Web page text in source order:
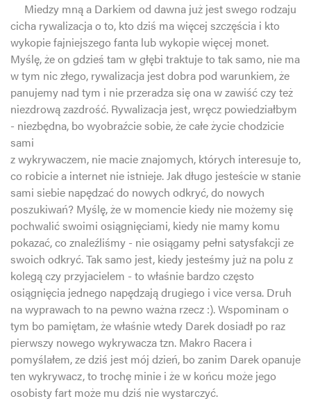
Miedzy mną a Darkiem od dawna już jest swego rodzaju
cicha rywalizacja o to, kto dziś ma więcej szczęścia i kto
wykopie fajniejszego fanta lub wykopie więcej monet.
Myślę, że on gdzieś tam w głębi traktuje to tak samo, nie ma
w tym nic złego, rywalizacja jest dobra pod warunkiem, że
panujemy nad tym i nie przeradza się ona w zawiść czy też
niezdrową zazdrość. Rywalizacja jest, wręcz powiedziałbym
- niezbędna, bo wyobraźcie sobie, że całe życie chodzicie
sami
z wykrywaczem, nie macie znajomych, których interesuje to,
co robicie a internet nie istnieje. Jak długo jesteście w stanie
sami siebie napędzać do nowych odkryć, do nowych
poszukiwań? Myślę, że w momencie kiedy nie możemy się
pochwalić swoimi osiągnięciami, kiedy nie mamy komu
pokazać, co znaleźliśmy - nie osiągamy pełni satysfakcji ze
swoich odkryć. Tak samo jest, kiedy jesteśmy już na polu z
kolegą czy przyjacielem - to właśnie bardzo często
osiągnięcia jednego napędzają drugiego i vice versa. Druh
na wyprawach to na pewno ważna rzecz :). Wspominam o
tym bo pamiętam, że właśnie wtedy Darek dosiadł po raz
pierwszy nowego wykrywacza tzn. Makro Racera i
pomyślałem, ze dziś jest mój dzień, bo zanim Darek opanuje
ten wykrywacz, to trochę minie i że w końcu może jego
osobisty fart może mu dziś nie wystarczyć.